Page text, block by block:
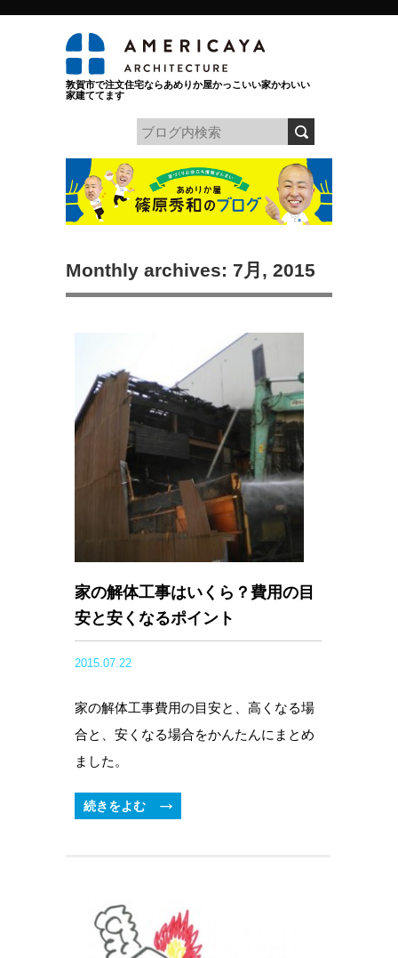
敦賀市で注文住宅ならあめりか屋かっこいい家かわいい
家建ててます
Monthly archives: 7月, 2015
家の解体工事はいくら？費用の目
安と安くなるポイント
2015.07.22
家の解体工事費用の目安と、高くなる場
合と、安くなる場合をかんたんにまとめ
ました。
続きをよむ